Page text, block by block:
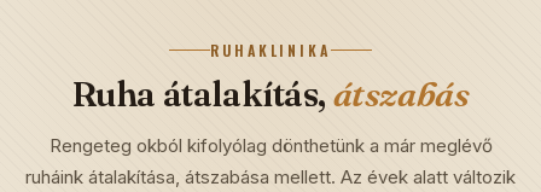
RUHAKLINIKA
Ruha átalakítás, átszabás
Rengeteg okból kifolyólag dönthetünk a már meglévő
ruháink átalakítása, átszabása mellett. Az évek alatt változik